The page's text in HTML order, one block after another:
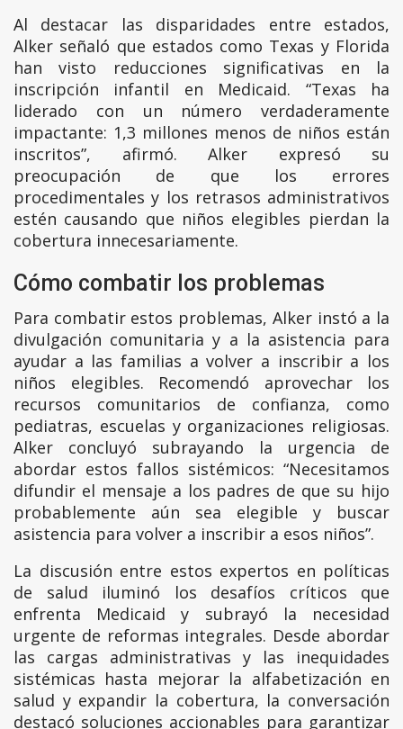
Al destacar las disparidades entre estados,
Alker señaló que estados como Texas y Florida
han visto reducciones significativas en la
inscripción infantil en Medicaid. “Texas ha
liderado con un número verdaderamente
impactante: 1,3 millones menos de niños están
inscritos”, afirmó. Alker expresó su
preocupación de que los errores
procedimentales y los retrasos administrativos
estén causando que niños elegibles pierdan la
cobertura innecesariamente.
Cómo combatir los problemas
Para combatir estos problemas, Alker instó a la
divulgación comunitaria y a la asistencia para
ayudar a las familias a volver a inscribir a los
niños elegibles. Recomendó aprovechar los
recursos comunitarios de confianza, como
pediatras, escuelas y organizaciones religiosas.
Alker concluyó subrayando la urgencia de
abordar estos fallos sistémicos: “Necesitamos
difundir el mensaje a los padres de que su hijo
probablemente aún sea elegible y buscar
asistencia para volver a inscribir a esos niños”.
La discusión entre estos expertos en políticas
de salud iluminó los desafíos críticos que
enfrenta Medicaid y subrayó la necesidad
urgente de reformas integrales. Desde abordar
las cargas administrativas y las inequidades
sistémicas hasta mejorar la alfabetización en
salud y expandir la cobertura, la conversación
destacó soluciones accionables para garantizar